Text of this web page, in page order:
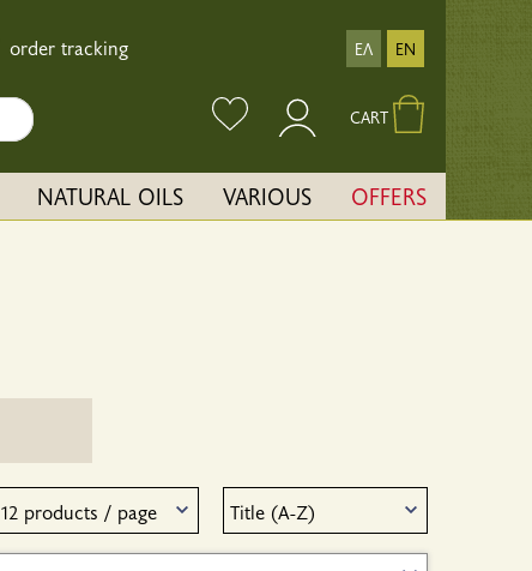
order tracking ΕΛ EN
CART
NATURAL OILS VARIOUS OFFERS